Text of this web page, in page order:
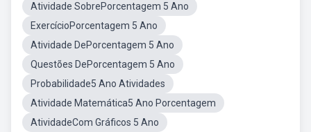
Atividade SobrePorcentagem 5 Ano
ExercícioPorcentagem 5 Ano
Atividade DePorcentagem 5 Ano
Questões DePorcentagem 5 Ano
Probabilidade5 Ano Atividades
Atividade Matemática5 Ano Porcentagem
AtividadeCom Gráficos 5 Ano